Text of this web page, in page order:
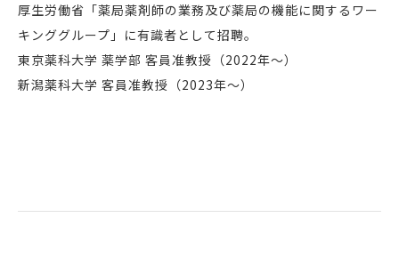
厚生労働省「薬局薬剤師の業務及び薬局の機能に関するワー
キンググループ」に有識者として招聘。
東京薬科大学 薬学部 客員准教授（2022年〜）
新潟薬科大学 客員准教授（2023年～）